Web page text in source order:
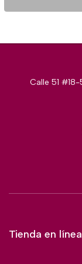
Calle 51
Tienda en línea